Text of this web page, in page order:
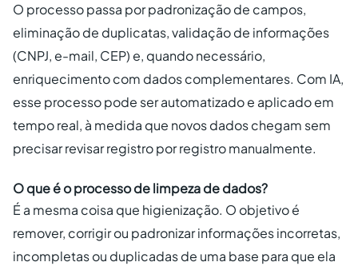
O processo passa por padronização de campos,
eliminação de duplicatas, validação de informações
(CNPJ, e-mail, CEP) e, quando necessário,
enriquecimento com dados complementares. Com IA,
esse processo pode ser automatizado e aplicado em
tempo real, à medida que novos dados chegam sem
precisar revisar registro por registro manualmente.
O que é o processo de limpeza de dados?
É a mesma coisa que higienização. O objetivo é
remover, corrigir ou padronizar informações incorretas,
incompletas ou duplicadas de uma base para que ela